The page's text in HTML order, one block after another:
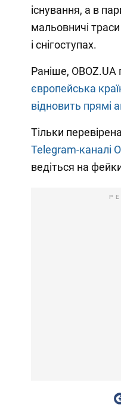
існування, а в
мальовничі
і снігоступах.
Раніше, OBOZ.UA
європейська
відновить прямі
Тільки
Telegram-каналі
ведіться на